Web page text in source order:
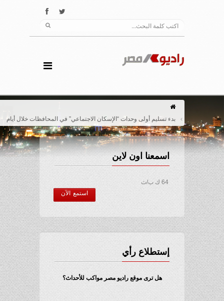
بدء تسليم أولى وحدات “الإسكان الاجتماعي” في المحافظات خلال أيام
اسمعنا اون لاين
64 ك ب/ث
استمع الآن
إستطلاع رأي
هل ترى موقع راديو مصر مواكب للأحداث؟